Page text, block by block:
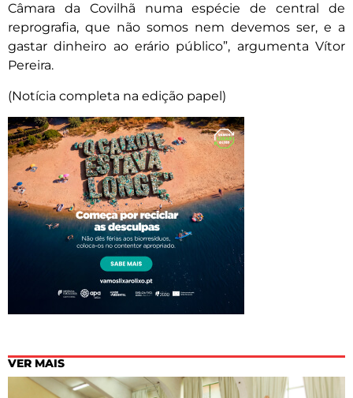
Câmara da Covilhã numa espécie de central de
reprografia, que não somos nem devemos ser, e a
gastar dinheiro ao erário público”, argumenta Vítor
Pereira.
(Notícia completa na edição papel)
VER MAIS